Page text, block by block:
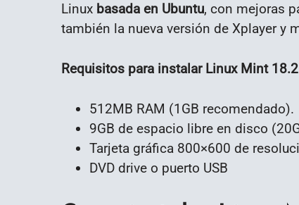
Linux basada en Ubuntu, con mejoras
también la nueva versión de Xplayer y
Requisitos para instalar Linux Mint
512MB RAM (1GB recomendado).
9GB de espacio libre en disco
Tarjeta gráfica 800×600 de
DVD drive o puerto USB